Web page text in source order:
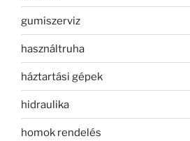
gumiszerviz
használtruha
háztartási gépek
hidraulika
homok rendelés